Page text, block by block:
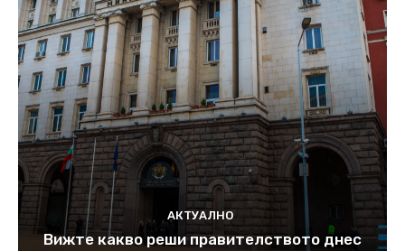
АКТУАЛНО
Вижте какво реши правителството днес